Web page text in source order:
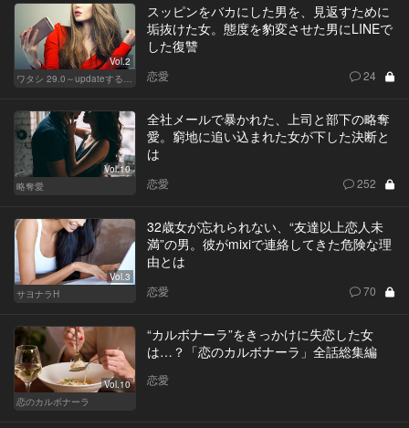
Vol.2
スッピンをバカにした男を、見返すために
垢抜けた女。態度を豹変させた男にLINEで
した復讐
恋愛 24
Vol.10
略奪愛
全社メールで暴かれた、上司と部下の略奪
愛。窮地に追い込まれた女が下した決断と
は
恋愛 252
Vol.3
サヨナラH
32歳女が忘れられない、“友達以上恋人未
満”の男。彼がmixiで連絡してきた危険な理
由とは
恋愛 70
Vol.10
恋のカルボナーラ
“カルボナーラ”をきっかけに失恋した女
は…？「恋のカルボナーラ」全話総集編
恋愛